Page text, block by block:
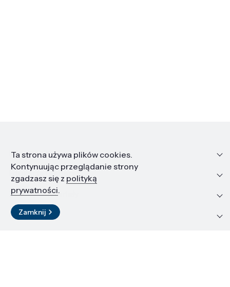
Informacje
Edukacja i kariera
Zasoby i materiały
Kontakt
Ta strona używa plików cookies.
Kontynuując przeglądanie strony
zgadzasz się z polityką
prywatności.
Zamknij